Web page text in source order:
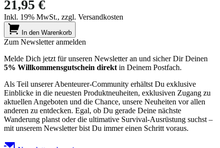
21,95 €
Inkl. 19% MwSt., zzgl. Versandkosten
In den Warenkorb
Zum Newsletter anmelden
Melde Dich jetzt für unseren Newsletter an und sicher Dir Deinen
5% Willkommensgutschein direkt in Deinem Postfach.
Als Teil unserer Abenteurer-Community erhältst Du exklusive
Einblicke in die neuesten Produktneuheiten, exklusiven Zugang zu
aktuellen Angeboten und die Chance, unsere Neuheiten vor allen
anderen zu entdecken. Egal, ob Du gerade Deine nächste
Wanderung planst oder die ultimative Survival-Ausrüstung suchst –
mit unserem Newsletter bist Du immer einen Schritt voraus.